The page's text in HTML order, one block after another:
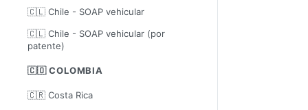
🇨🇱 Chile - SOAP vehicular
🇨🇱 Chile - SOAP vehicular (por
patente)
🇨🇴 COLOMBIA
🇨🇷 Costa Rica